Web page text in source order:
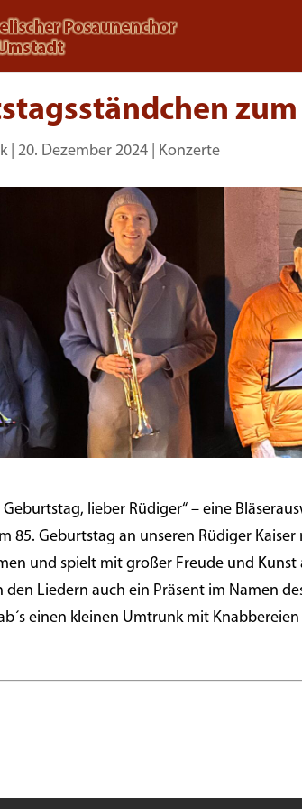
| 20. Dezember 2024 Konzerte
Geburtstag, lieber Rüdiger“ – eine
85. Geburtstag an unseren Rüdiger
und spielt mit großer Freude und
den Liedern auch ein Präsent im Namen
einen kleinen Umtrunk mit